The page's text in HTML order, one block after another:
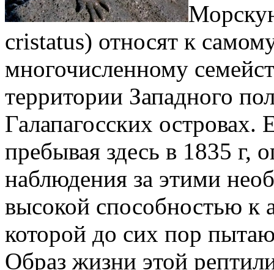
cristatus) относят к
многочисленному
территории Западного
Галапагосских
пребывая здесь в 1835 г,
наблюдения за этими
высокой способностью к
которой до сих пор
Образ жизни этой